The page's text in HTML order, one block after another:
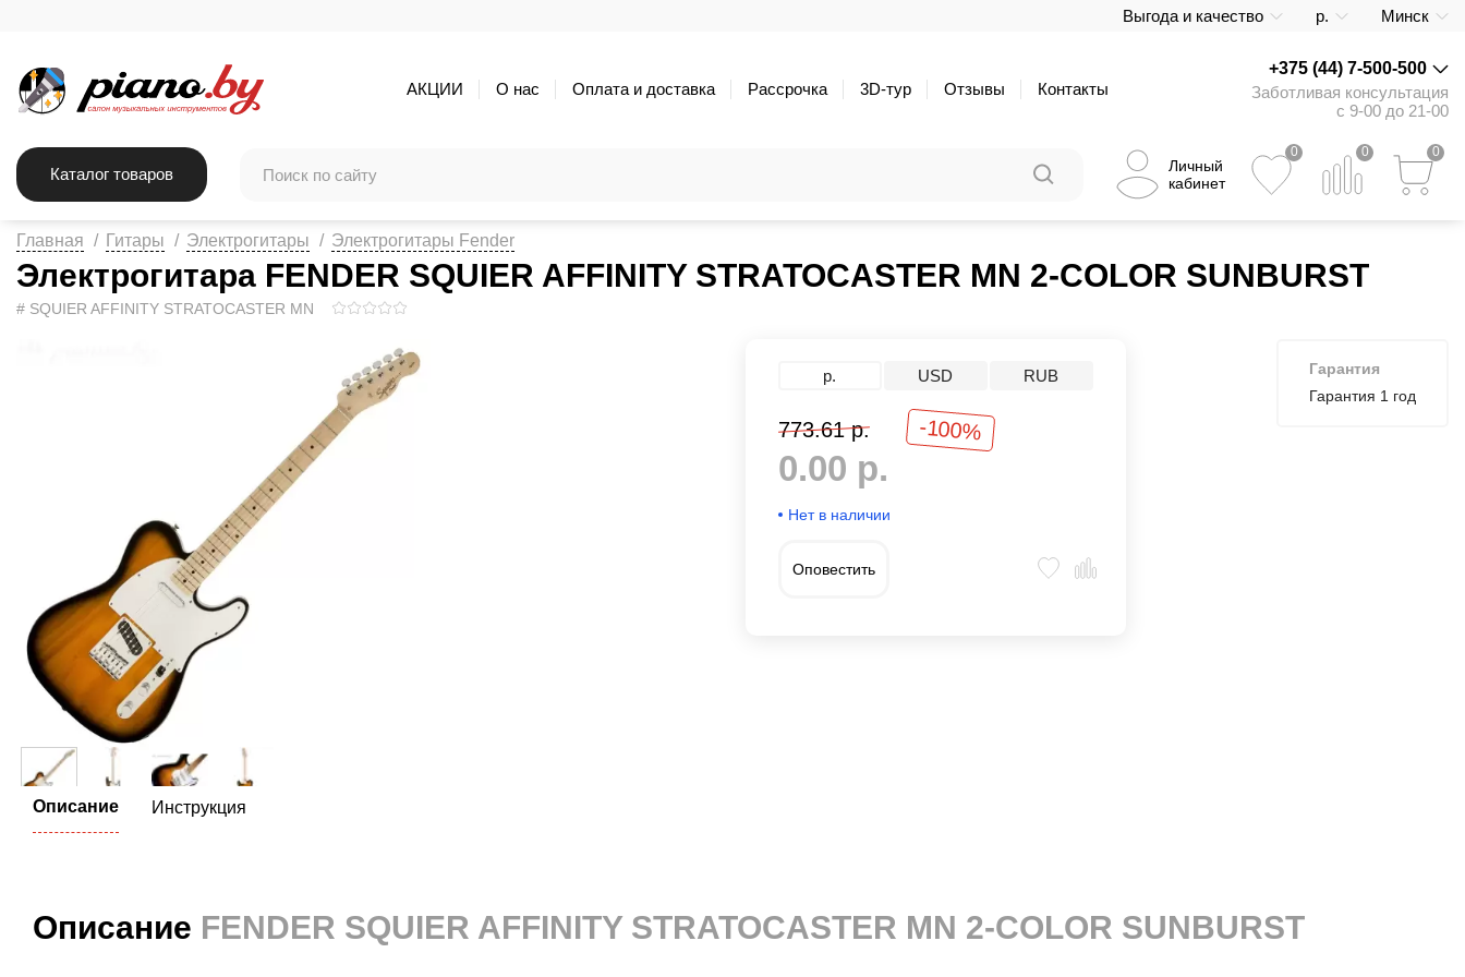
Выгода и качество р. Минск
АКЦИИ О нас Оплата и доставка Рассрочка 3D-тур Отзывы Контакты
+375 (44) 7-500-500
Заботливая консультация
с 9-00 до 21-00
Каталог товаров
Личный
кабинет
0 0 0
Главная Гитары Электрогитары Электрогитары Fender
Электрогитара FENDER SQUIER AFFINITY STRATOCASTER MN 2-COLOR SUNBURST
# SQUIER AFFINITY STRATOCASTER MN
р. USD RUB
773.61 р. -100%
0.00 р.
Нет в наличии
Оповестить
Гарантия
Гарантия 1 год
Описание Инструкция
Описание FENDER SQUIER AFFINITY STRATOCASTER MN 2-COLOR SUNBURST